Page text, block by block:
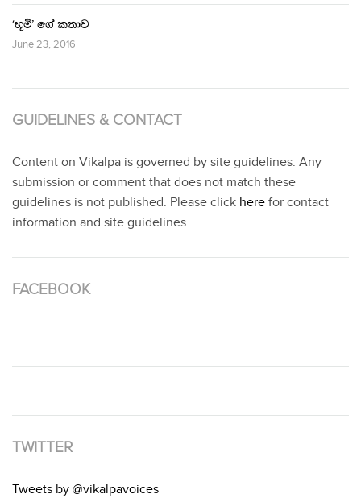
‘භූමි’ ගේ කතාව
June 23, 2016
GUIDELINES & CONTACT
Content on Vikalpa is governed by site guidelines. Any
submission or comment that does not match these
guidelines is not published. Please click here for contact
information and site guidelines.
FACEBOOK
TWITTER
Tweets by @vikalpavoices